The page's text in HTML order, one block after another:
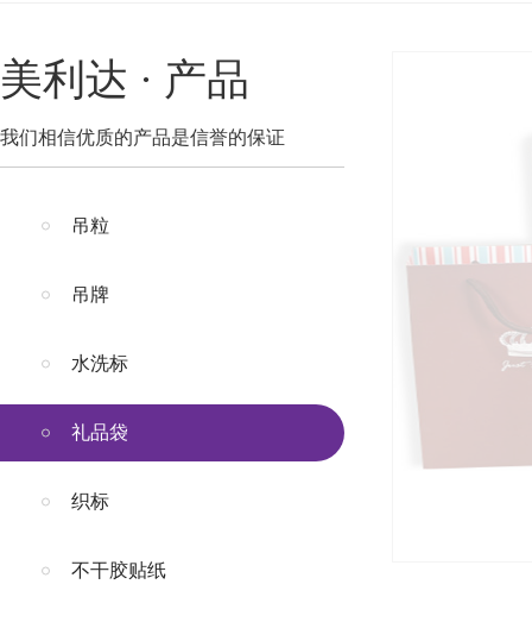
美利达 · 产品
我们相信优质的产品是信誉的保证
吊粒
吊牌
水洗标
礼品袋
织标
不干胶贴纸